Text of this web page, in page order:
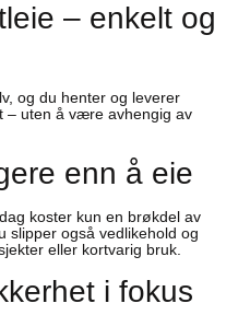
– enkelt og
og du henter og leverer
– uten å være avhengig av
enn å eie
koster kun en brøkdel av
slipper også vedlikehold og
eller kortvarig bruk.
i fokus